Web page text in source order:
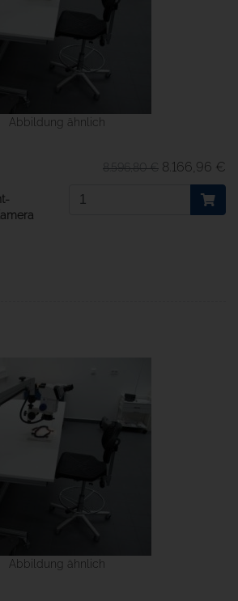
Abbildung ähnlich
8.596,80 € 8.166,96 €
Abbildung ähnlich